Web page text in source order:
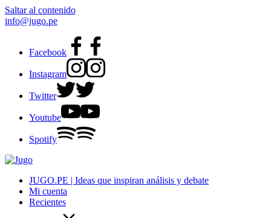
Saltar al contenido
info@jugo.pe
Facebook
Instagram
Twitter
Youtube
Spotify
JUGO.PE | Ideas que inspiran análisis y debate
Mi cuenta
Recientes